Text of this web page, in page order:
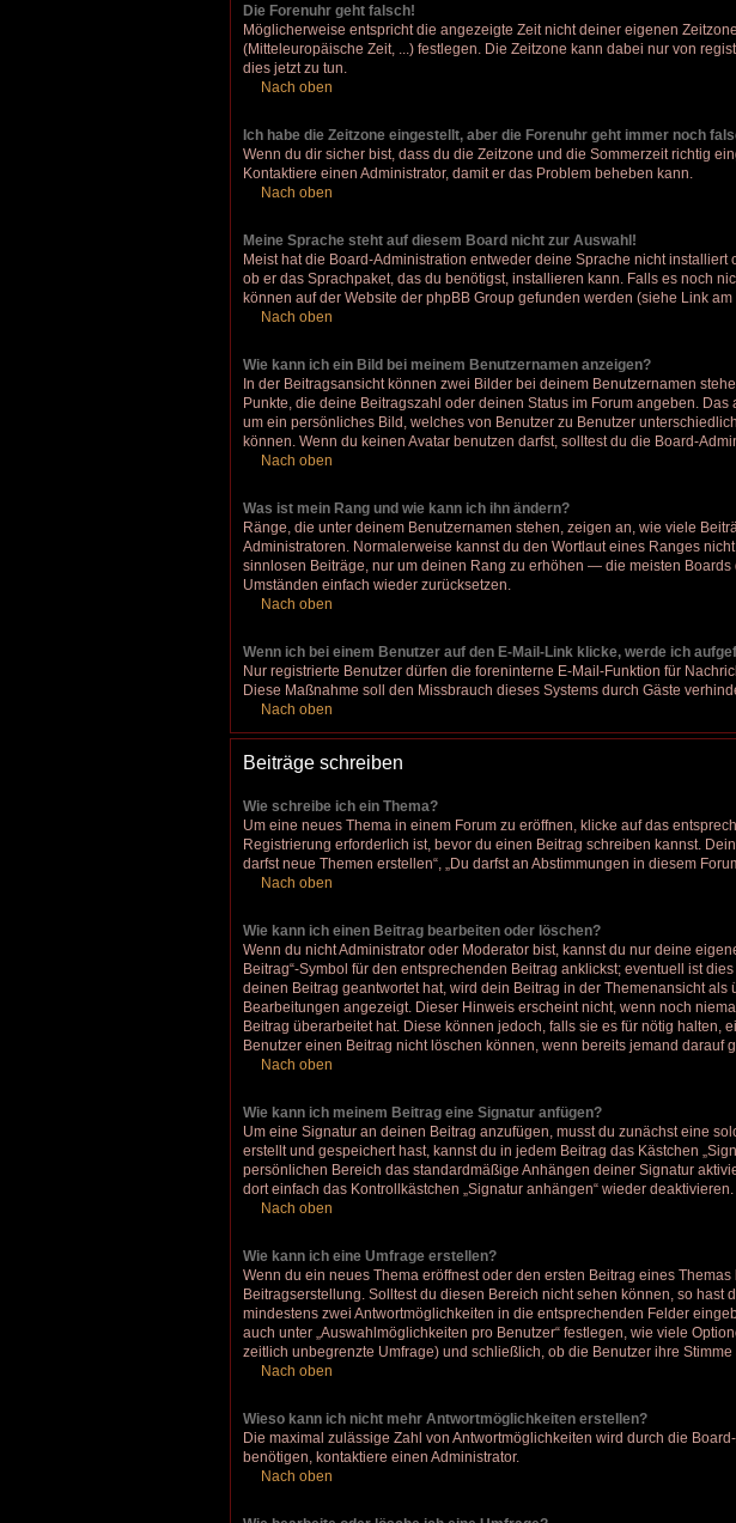
Die Forenuhr geht falsch!
Möglicherweise entspricht die angezeigte Zeit nicht deiner eigenen
(Mitteleuropäische Zeit, ...) festlegen. Die Zeitzone kann dabei nur von
dies jetzt zu tun.
Nach oben
Ich habe die Zeitzone eingestellt, aber die Forenuhr geht immer noch
Wenn du dir sicher bist, dass du die Zeitzone und die Sommerzeit richtig
Kontaktiere einen Administrator, damit er das Problem beheben kann.
Nach oben
Meine Sprache steht auf diesem Board nicht zur Auswahl!
Meist hat die Board-Administration entweder deine Sprache nicht
ob er das Sprachpaket, das du benötigst, installieren kann. Falls es noch
können auf der Website der phpBB Group gefunden werden (siehe Link am
Nach oben
Wie kann ich ein Bild bei meinem Benutzernamen anzeigen?
In der Beitragsansicht können zwei Bilder bei deinem Benutzernamen
Punkte, die deine Beitragszahl oder deinen Status im Forum angeben.
um ein persönliches Bild, welches von Benutzer zu Benutzer
können. Wenn du keinen Avatar benutzen darfst, solltest du die Board-
Nach oben
Was ist mein Rang und wie kann ich ihn ändern?
Ränge, die unter deinem Benutzernamen stehen, zeigen an, wie viele
Administratoren. Normalerweise kannst du den Wortlaut eines Ranges
sinnlosen Beiträge, nur um deinen Rang zu erhöhen — die meisten
Umständen einfach wieder zurücksetzen.
Nach oben
Wenn ich bei einem Benutzer auf den E-Mail-Link klicke, werde ich
Nur registrierte Benutzer dürfen die foreninterne E-Mail-Funktion für
Diese Maßnahme soll den Missbrauch dieses Systems durch Gäste
Nach oben
Beiträge schreiben
Wie schreibe ich ein Thema?
Um eine neues Thema in einem Forum zu eröffnen, klicke auf das
Registrierung erforderlich ist, bevor du einen Beitrag schreiben kannst.
darfst neue Themen erstellen“, „Du darfst an Abstimmungen in diesem
Nach oben
Wie kann ich einen Beitrag bearbeiten oder löschen?
Wenn du nicht Administrator oder Moderator bist, kannst du nur deine
Beitrag“-Symbol für den entsprechenden Beitrag anklickst; eventuell ist
deinen Beitrag geantwortet hat, wird dein Beitrag in der Themenansicht
Bearbeitungen angezeigt. Dieser Hinweis erscheint nicht, wenn noch
Beitrag überarbeitet hat. Diese können jedoch, falls sie es für nötig
Benutzer einen Beitrag nicht löschen können, wenn bereits jemand darauf
Nach oben
Wie kann ich meinem Beitrag eine Signatur anfügen?
Um eine Signatur an deinen Beitrag anzufügen, musst du zunächst eine
erstellt und gespeichert hast, kannst du in jedem Beitrag das Kästchen
persönlichen Bereich das standardmäßige Anhängen deiner Signatur
dort einfach das Kontrollkästchen „Signatur anhängen“ wieder deaktivieren.
Nach oben
Wie kann ich eine Umfrage erstellen?
Wenn du ein neues Thema eröffnest oder den ersten Beitrag eines
Beitragserstellung. Solltest du diesen Bereich nicht sehen können, so
mindestens zwei Antwortmöglichkeiten in die entsprechenden Felder
auch unter „Auswahlmöglichkeiten pro Benutzer“ festlegen, wie viele
zeitlich unbegrenzte Umfrage) und schließlich, ob die Benutzer ihre Stimme
Nach oben
Wieso kann ich nicht mehr Antwortmöglichkeiten erstellen?
Die maximal zulässige Zahl von Antwortmöglichkeiten wird durch die
benötigen, kontaktiere einen Administrator.
Nach oben